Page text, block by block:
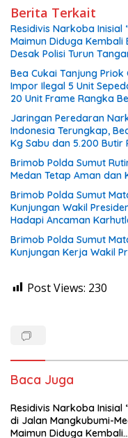
Berita Terkait
Residivis Narkoba Inisial
Maimun Diduga
Desak Polisi Turun
Bea Cukai Tanjung
Impor Ilegal 5 Unit
20 Unit Frame Rangka
Jaringan Peredaran
Indonesia Terungkap,
Kg Sabu dan 5.200 Butir
Brimob Polda Sumut
Medan Tetap Aman dan
Brimob Polda Sumut
Kunjungan Wakil
Hadapi Ancaman
Brimob Polda Sumut
Kunjungan Kerja Wakil
Post Views: 230
Baca Juga
Residivis Narkoba Inisial
di Jalan Mangkubumi-
Maimun Diduga Kembali